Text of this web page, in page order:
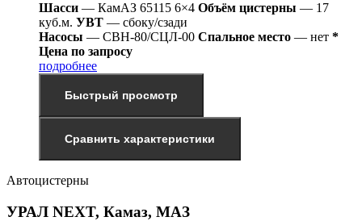
Шасси — КамАЗ 65115 6×4 Объём цистерны — 17
куб.м. УВТ — сбоку/сзади
Насосы — СВН-80/СЦЛ-00 Спальное место — нет *
Цена по запросу
подробнее
Быстрый просмотр
Сравнить характеристики
Автоцистерны
УРАЛ NEXT, Камаз, МАЗ